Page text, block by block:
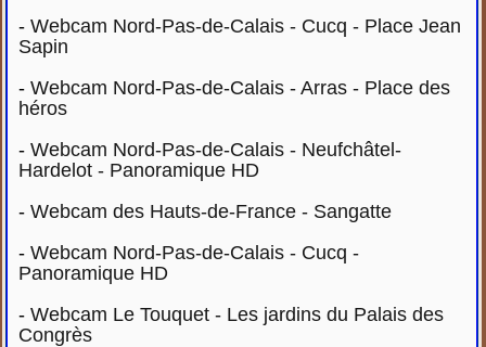
-Webcam Nord-Pas-de-Calais - Cucq - Place Jean
Sapin
-Webcam Nord-Pas-de-Calais - Arras - Place des
héros
-Webcam Nord-Pas-de-Calais - Neufchâtel-
Hardelot - Panoramique HD
-Webcam des Hauts-de-France - Sangatte
-Webcam Nord-Pas-de-Calais - Cucq -
Panoramique HD
-Webcam Le Touquet - Les jardins du Palais des
Congrès